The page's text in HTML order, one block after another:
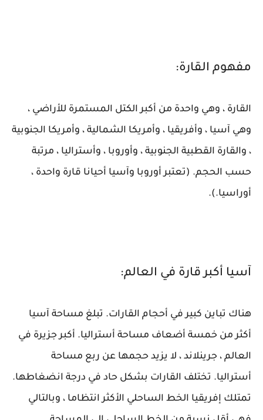
مفهوم القارة:
القارة ، وهي واحدة من أكبر الكتل المستمرة للأراضي ،
وهي آسيا ، وأفريقيا ، وأمريكا الشمالية ، وأمريكا الجنوبية
، والقارة القطبية الجنوبية ، وأوروبا ، وأستراليا ، مرتبة
حسب الحجم. (تعتبر أوروبا وآسيا أحيانا قارة واحدة ،
أوراسيا.).
آسيا أكبر قارة في العالم:
هناك تباين كبير في أحجام القارات. تبلغ مساحة آسيا
أكثر من خمسة أضعاف مساحة أستراليا. أكبر جزيرة في
العالم ، جرينلاند ، لا يزيد حجمها عن ربع مساحة
أستراليا. تختلف القارات بشكل حاد في درجة انضغاطها.
تمتلك إفريقيا الخط الساحلي الأكثر انتظاما ، وبالتالي